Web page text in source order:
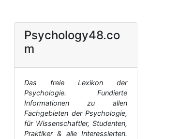
Psychology48.co
m
Das freie Lexikon der
Psychologie. Fundierte
Informationen zu allen
Fachgebieten der Psychologie,
für Wissenschaftler, Studenten,
Praktiker & alle Interessierten.